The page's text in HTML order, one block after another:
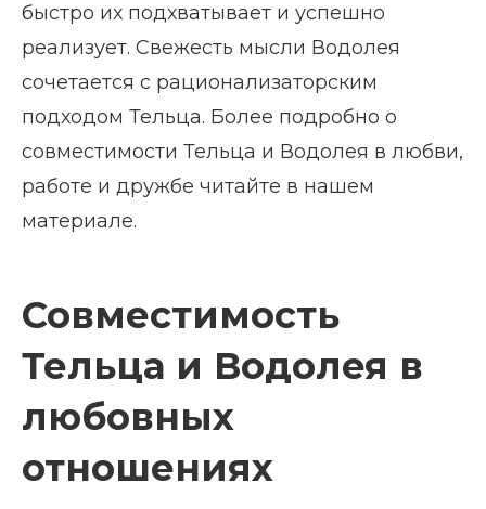
быстро их подхватывает и успешно
реализует. Свежесть мысли Водолея
сочетается с рационализаторским
подходом Тельца. Более подробно о
совместимости Тельца и Водолея в любви,
работе и дружбе читайте в нашем
материале.
Совместимость
Тельца и Водолея в
любовных
отношениях